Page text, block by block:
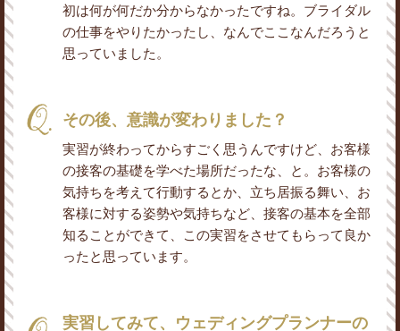
初は何が何だか分からなかったですね。ブライダル
の仕事をやりたかったし、なんでここなんだろうと
思っていました。
その後、意識が変わりました？
実習が終わってからすごく思うんですけど、お客様
の接客の基礎を学べた場所だったな、と。お客様の
気持ちを考えて行動するとか、立ち居振る舞い、お
客様に対する姿勢や気持ちなど、接客の基本を全部
知ることができて、この実習をさせてもらって良か
ったと思っています。
実習してみて、ウェディングプランナーの